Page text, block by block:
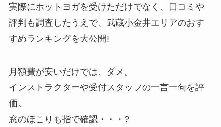
実際にホットヨガを受けただけでなく、口コミや
評判も調査したうえで、武蔵小金井エリアのおす
すめランキングを大公開!
月額費が安いだけでは、ダメ。
インストラクターや受付スタッフの一言一句を評
価。
窓のほこりも指で確認・・・?